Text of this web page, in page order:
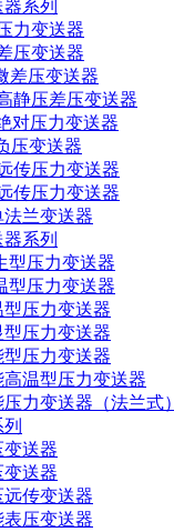
系列
力变送器
压变送器
差压变送器
静压差压变送器
对压力变送器
压变送器
传压力变送器
传压力变送器
法兰变送器
系列
型压力变送器
型压力变送器
型压力变送器
型压力变送器
型压力变送器
高温型压力变送器
压力变送器（法兰式）
变送器
变送器
远传变送器
表压变送器